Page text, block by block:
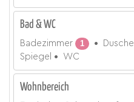
Bad & WC
Badezimmer 1 Dusche
Spiegel
WC
Wohnbereich